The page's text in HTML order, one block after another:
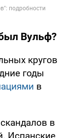
Вульф?
кругов
годы
в
в
Испанские